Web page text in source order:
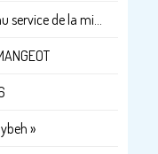
de la mi...
»